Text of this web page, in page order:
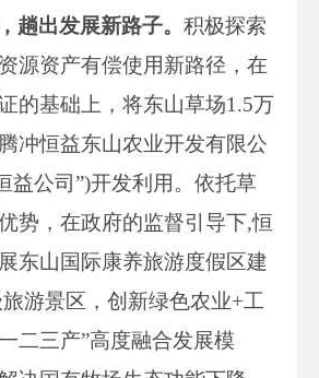
趟出发展新路子。积极探索
源资产有偿使用新路径，在
的基础上，将东山草场1.5万
冲恒益东山农业开发有限公
益公司”)开发利用。依托草
势，在政府的监督引导下,恒
东山国际康养旅游度假区建
游景区，创新绿色农业+工
二三产”高度融合发展模